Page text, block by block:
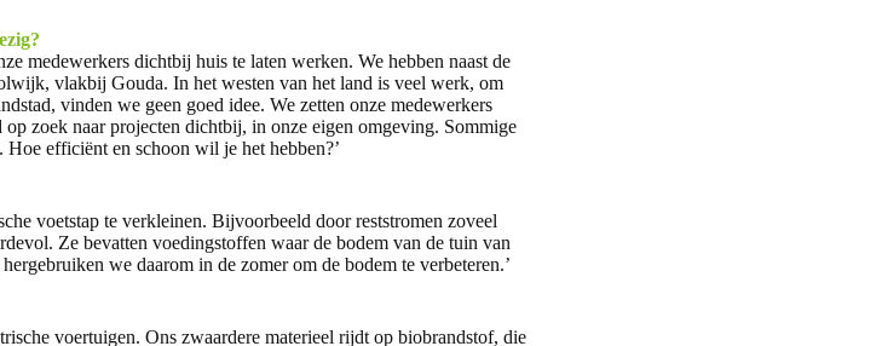
medewerkers dichtbij huis te laten werken. We hebben naast de
vlakbij Gouda. In het westen van het land is veel werk, om
vinden we geen goed idee. We zetten onze medewerkers
zoek naar projecten dichtbij, in onze eigen omgeving. Sommige
efficiënt en schoon wil je het hebben?’
voetstap te verkleinen. Bijvoorbeeld door reststromen zoveel
Ze bevatten voedingstoffen waar de bodem van de tuin van
we daarom in de zomer om de bodem te verbeteren.’
voertuigen. Ons zwaardere materieel rijdt op biobrandstof, die